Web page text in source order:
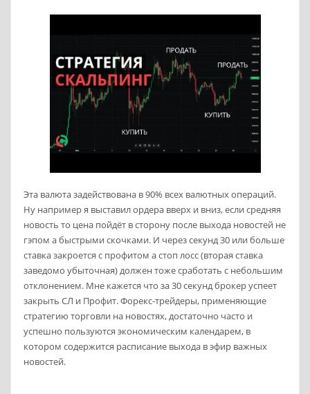
Эта валюта задействована в 90% всех валютных операций.
Ну например я выставил ордера вверх и вниз, если средняя
новость то цена пойдёт в сторону после выхода новостей не
гэпом а быстрыми скочками. И через секунд 30 или больше
ставка закроется с профитом а стоп лосс (вторая ставка
заведомо убыточная) должен тоже сработать с небольшим
отклонением. Мне кажется что за 30 секунд брокер успеет
закрыть СЛ и Профит. Форекс-трейдеры, применяющие
стратегию торговли на новостях, достаточно часто и
успешно пользуются экономическим календарем, в
котором содержится расписание выхода в эфир важных
новостей.